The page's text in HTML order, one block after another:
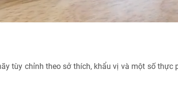
tùy chỉnh theo sở thích, khẩu vị và một số thực